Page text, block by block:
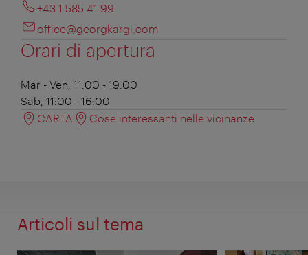
+43 1 585 41 99
office@georgkargl.com
Orari di apertura
Mar - Ven, 11:00 - 19:00
Sab, 11:00 - 16:00
CARTA
Cose interessanti nelle vicinanze
Articoli sul tema